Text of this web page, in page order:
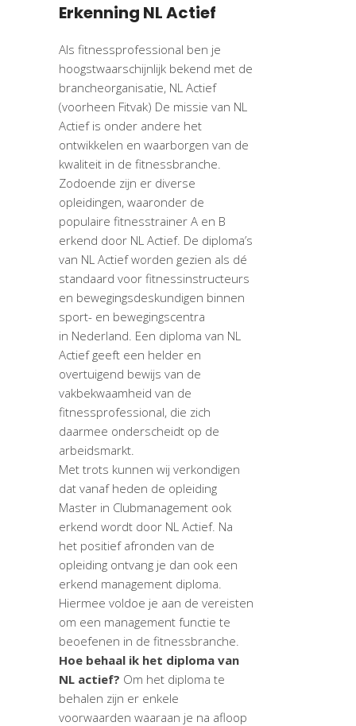
Erkenning NL Actief
Als fitnessprofessional ben je
hoogstwaarschijnlijk bekend met de
brancheorganisatie, NL Actief
(voorheen Fitvak) De missie van NL
Actief is onder andere het
ontwikkelen en waarborgen van de
kwaliteit in de fitnessbranche.
Zodoende zijn er diverse
opleidingen, waaronder de
populaire fitnesstrainer A en B
erkend door NL Actief. De diploma’s
van NL Actief worden gezien als dé
standaard voor fitnessinstructeurs
en bewegingsdeskundigen binnen
sport- en bewegingscentra
in Nederland. Een diploma van NL
Actief geeft een helder en
overtuigend bewijs van de
vakbekwaamheid van de
fitnessprofessional, die zich
daarmee onderscheidt op de
arbeidsmarkt.
Met trots kunnen wij verkondigen
dat vanaf heden de opleiding
Master in Clubmanagement ook
erkend wordt door NL Actief. Na
het positief afronden van de
opleiding ontvang je dan ook een
erkend management diploma.
Hiermee voldoe je aan de vereisten
om een management functie te
beoefenen in de fitnessbranche.
Hoe behaal ik het diploma van
NL actief? Om het diploma te
behalen zijn er enkele
voorwaarden waaraan je na afloop